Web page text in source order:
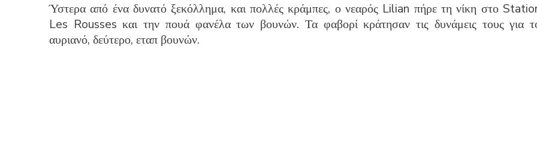
Ύστερα από ένα δυνατό ξεκόλλημα, και πολλές κράμπες, ο νεαρός Lilian πήρε τη νίκη στο
Les Rousses και την πουά φανέλα των βουνών. Τα φαβορί κράτησαν τις δυνάμεις τους για
αυριανό, δεύτερο, εταπ βουνών.